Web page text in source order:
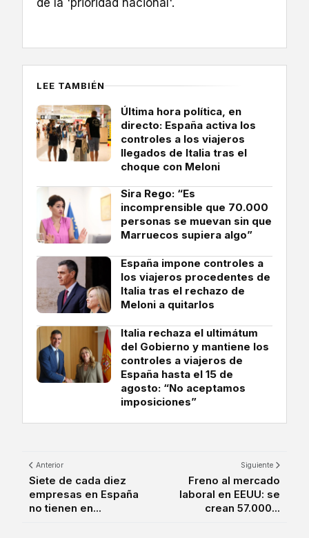
de la 'prioridad nacional'.
LEE TAMBIÉN
Última hora política, en
directo: España activa los
controles a los viajeros
llegados de Italia tras el
choque con Meloni
Sira Rego: “Es
incomprensible que 70.000
personas se muevan sin que
Marruecos supiera algo”
España impone controles a
los viajeros procedentes de
Italia tras el rechazo de
Meloni a quitarlos
Italia rechaza el ultimátum
del Gobierno y mantiene los
controles a viajeros de
España hasta el 15 de
agosto: “No aceptamos
imposiciones”
Anterior
Siete de cada diez
empresas en España
no tienen en...
Siguiente
Freno al mercado
laboral en EEUU: se
crean 57.000...